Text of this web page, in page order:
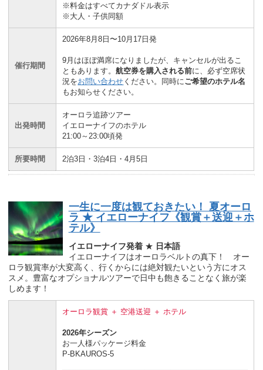
※料金はすべてカナダドル表示
※大人・子供同額
催行期間
2026年8月8日〜10月17日発
9月はほぼ満席になりましたが、キャンセルが出るこ
ともあります。航空券を購入される前に、必ず空席状
況をお問い合わせ ください。同時にご希望のホテル名
もお知らせください。
出発時間
オーロラ追跡ツアー
イエローナイフのホテル
21:00～23:00頃発
所要時間 2泊3日・3泊4日・4月5日
一生に一度は観ておきたい！ 夏オーロ
ラ ★ イエローナイフ《観賞＋送迎＋ホ
テル》
イエローナイフ発着★ 日本語
イエローナイフはオーロラベルトの真下！ オー
ロラ観賞率が大変高く、行くからには絶対観たいという方にオス
スメ。豊富なオプショナルツアーで日中も飽きることなく旅が楽
しめます！
オーロラ観賞 ＋ 空港送迎 ＋ ホテル
2026年シーズン
お一人様パッケージ料金
P-BKAUROS-5